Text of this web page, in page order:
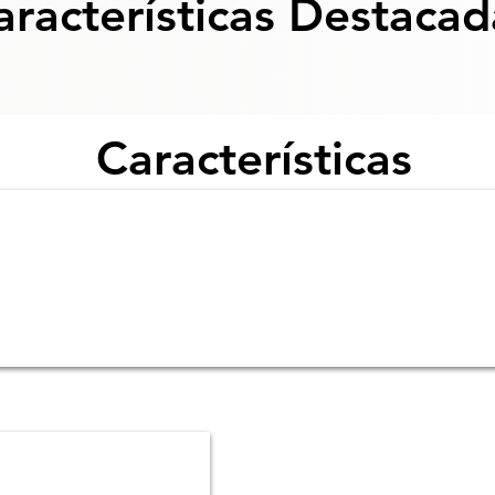
Características